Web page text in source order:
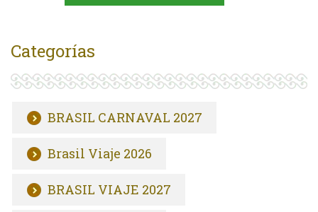
Categorías
BRASIL CARNAVAL 2027
Brasil Viaje 2026
BRASIL VIAJE 2027